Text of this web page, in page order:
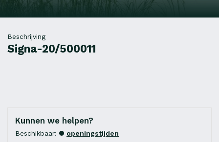
Beschrijving
Signa-20/500011
Kunnen we helpen?
Beschikbaar: openingstijden